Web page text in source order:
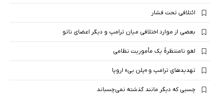
ائتلافی تحت فشار
بعضی از موارد اختلافی میان ترامپ و دیگر اعضای ناتو
لغو نامنتظرهٔ یک مأموریت نظامی
تهدیدهای ترامپ و «پلن بی» اروپا
چسبی که دیگر مانند گذشته نمی‌چسباند